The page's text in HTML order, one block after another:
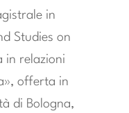
in
Studies on
in relazioni
offerta in
di Bologna,